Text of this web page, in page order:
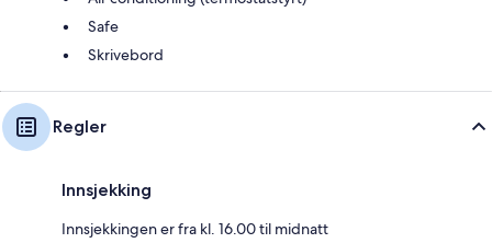
Safe
Skrivebord
Regler
Innsjekking
Innsjekkingen er fra kl. 16.00 til midnatt